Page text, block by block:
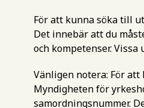
För att kunna söka till
Det innebär att du
och kompetenser.
Vänligen notera: För
Myndigheten för
samordningsnummer.